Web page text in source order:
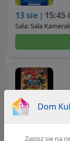
13 sie | 15:45
Sala: Sala
13 sie
Sala: Sala
Dom
Zapisz się na